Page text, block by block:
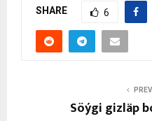
SHARE 6
Söýgi gizläp